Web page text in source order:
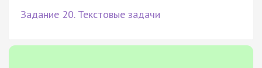
Задание 20. Текстовые задачи